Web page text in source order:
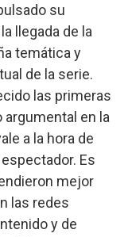
su
llegada de la
temática y
de la serie.
las primeras
en la
a la hora de
Es
mejor
las redes
y de